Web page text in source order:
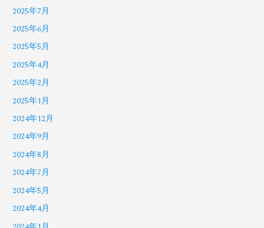
2025年7月
2025年6月
2025年5月
2025年4月
2025年2月
2025年1月
2024年12月
2024年9月
2024年8月
2024年7月
2024年5月
2024年4月